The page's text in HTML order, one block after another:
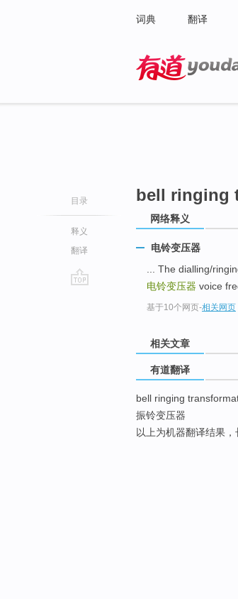
词典 翻译
目录
释义
翻译
bell ringing
网络释义
电铃变压器
... The dialling/
电铃变压器 voice
基于10个网页-相关网页
相关文章
有道翻译
bell ringing
振铃变压器
以上为机器翻译结果